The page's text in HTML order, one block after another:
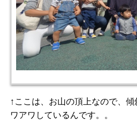
↑ここは、お山の頂上なので、
ワアワしているんです。。